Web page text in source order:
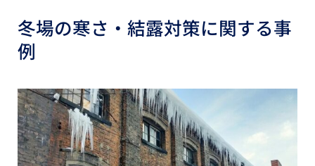
冬場の寒さ・結露対策に関する事
例